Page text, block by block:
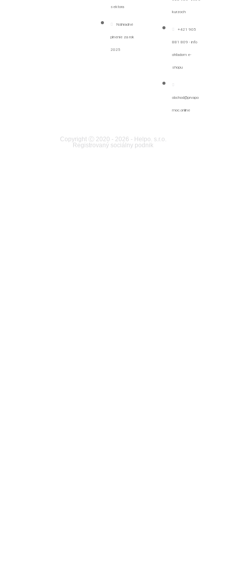
sektora
Náhradné
plnenie za rok
2025
kurzoch
+421 905
881 809 - info
ohľadom e-
shopu
obchod@prvapo
moc.online
Copyright Ⓒ 2020 - 2026 - Helpo. s.r.o.
Registrovaný sociálny podnik